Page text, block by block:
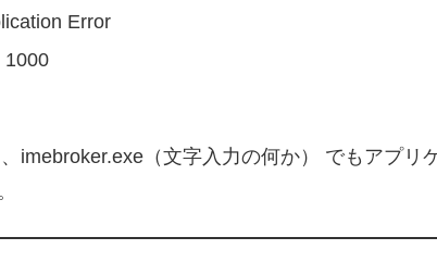
Error
1000
imebroker.exe（文字入力の何か） でもアプリ